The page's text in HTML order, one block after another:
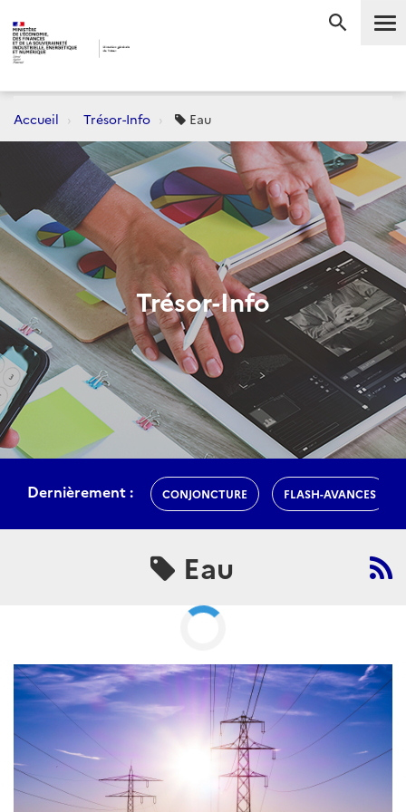
Accueil
Trésor-Info
Dernièrement : CONJONCTURE FLASH-AVANCES
Eau
ARTICLE